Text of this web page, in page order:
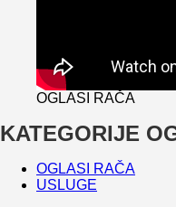
OGLASI RAČA
KATEGORIJE
OGLASI RAČA
USLUGE